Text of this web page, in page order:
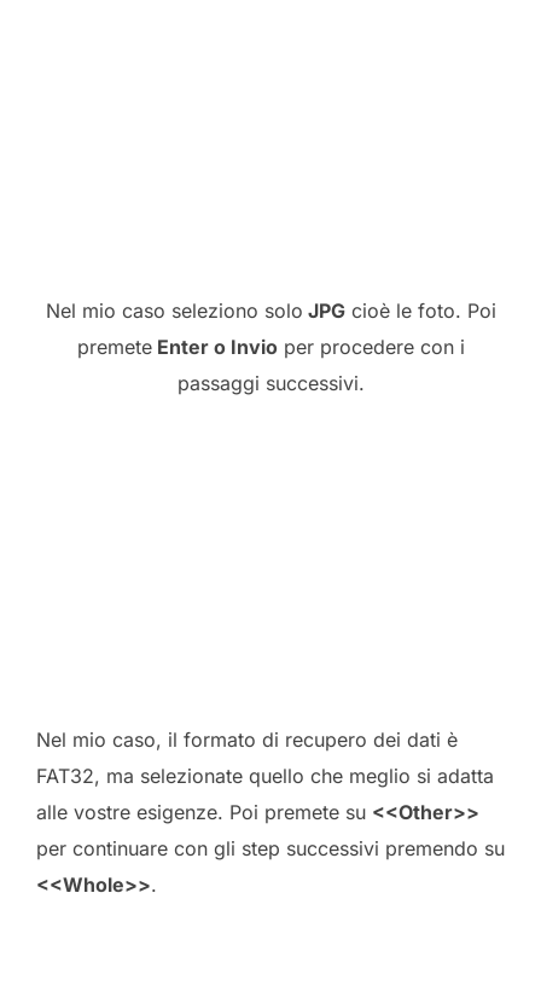
Nel mio caso seleziono solo JPGcioè le foto. Poi
premeteEnter o Invioper procedere con i
passaggi successivi.
Nel mio caso, il formato di recupero dei dati è
FAT32, ma selezionate quello che meglio si adatta
alle vostre esigenze. Poi premete su <<Other>>
per continuare con gli step successivi premendo su
<<Whole>>.